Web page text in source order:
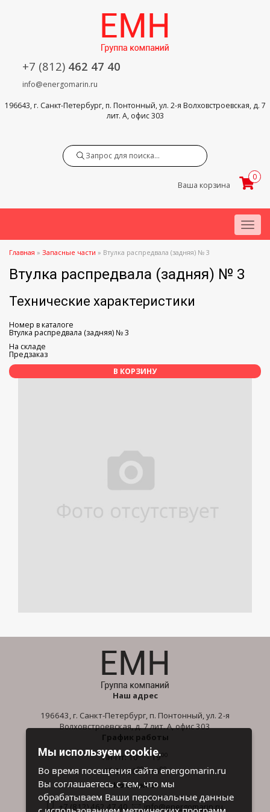
+7 (812) 462 47 40
info@energomarin.ru
196643, г. Санкт-Петербург, п. Понтонный, ул. 2-я Волховстроевская, д. 7
лит. А, офис 303
Ваша корзина
0
Menu
Главная » Запасные части » Втулка распредвала (задняя) № 3
Втулка распредвала (задняя) № 3
Технические характеристики
Номер в каталоге
Втулка распредвала (задняя) № 3
На складе
Предзаказ
В КОРЗИНУ
Наш адрес
196643, г. Санкт-Петербург, п. Понтонный, ул. 2-я
Волховстроевская, д. 7 лит. А, офис 303
График работы
Пн-Пт: 1000- 1900
Сб-Вс: 1000- 1600
Контакты
+7 (812) 462 47 40 info@energomarin.ru
Мы используем cookie.
Во время посещения сайта energomarin.ru
Вы соглашаетесь с тем, что мы
обрабатываем Ваши персональные данные